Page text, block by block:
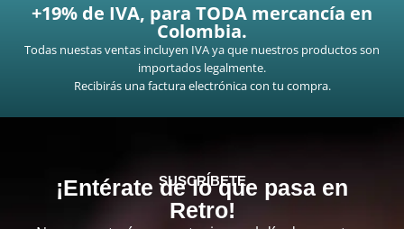
+19% de IVA, para TODA mercancía en
Colombia.
Todas nuestas ventas incluyen IVA ya que nuestros productos son
importados legalmente.
Recibirás una factura electrónica con tu compra.
SUSCRÍBETE
¡Entérate de lo que pasa en
Retro!